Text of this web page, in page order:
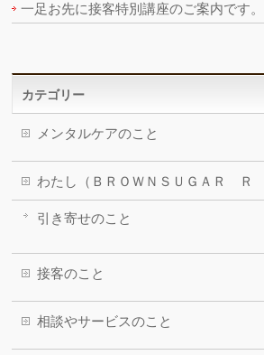
一足お先に接客特別講座のご案内です。
カテゴリー
メンタルケアのこと
わたし（ＢＲＯＷＮＳＵＧＡＲ Ｒ
引き寄せのこと
接客のこと
相談やサービスのこと